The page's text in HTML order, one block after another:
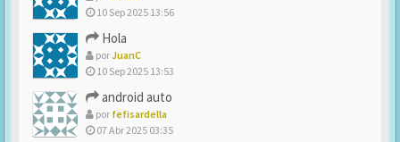
10 Sep 2025 13:56
Hola
porJuanC
10 Sep 2025 13:53
android auto
por fefisardella
07 Abr 2025 03:35